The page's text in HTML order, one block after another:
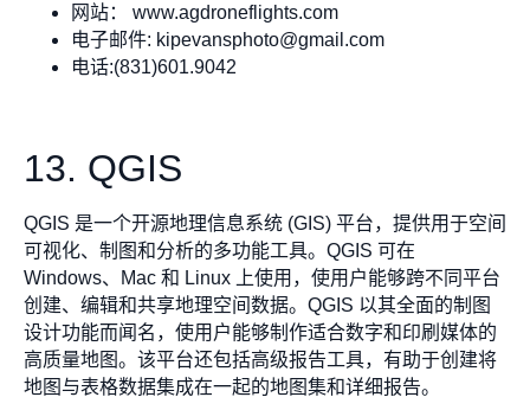
网站： www.agdroneflights.com
电子邮件: kipevansphoto@gmail.com
电话:(831)601.9042
13. QGIS
QGIS 是一个开源地理信息系统 (GIS) 平台，提供用于空间
可视化、制图和分析的多功能工具。QGIS 可在
Windows、Mac 和 Linux 上使用，使用户能够跨不同平台
创建、编辑和共享地理空间数据。QGIS 以其全面的制图
设计功能而闻名，使用户能够制作适合数字和印刷媒体的
高质量地图。该平台还包括高级报告工具，有助于创建将
地图与表格数据集成在一起的地图集和详细报告。